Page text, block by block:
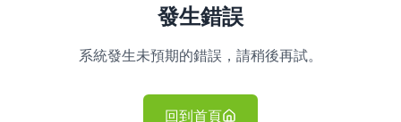
發生錯誤
系統發生未預期的錯誤，請稍後再試。
回到首頁